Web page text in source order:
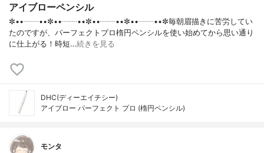
アイブローペンシル
✼••┈┈••✼••┈┈••✼••┈┈••✼••┈┈••✼毎朝眉描きに苦労してい
たのですが、パーフェクトプロ楕円ペンシルを使い始めてから思い通り
に仕上がる！時短…続きを見る
DHC(ディーエイチシー)
アイブロー パーフェクト プロ (楕円ペンシル)
モンタ